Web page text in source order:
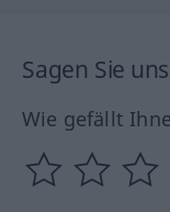
Sagen Sie
Wie gefällt